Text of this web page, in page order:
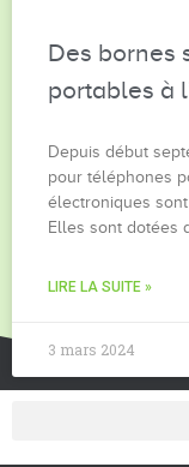
Des bornes
portables à
Depuis début
pour téléphones
électroniques
Elles sont dotées
LIRE LA SUITE »
3 mars 2024